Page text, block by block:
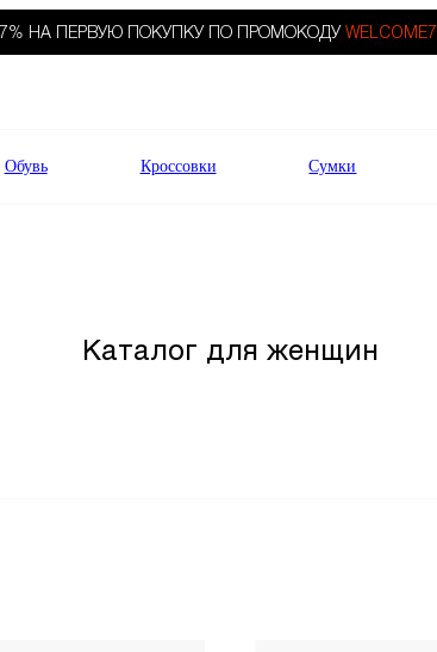
НА ПЕРВУЮ ПОКУПКУ ПО ПРОМОКОДУ WELCOME7.
Обувь Кроссовки Сумки
Каталог для женщин